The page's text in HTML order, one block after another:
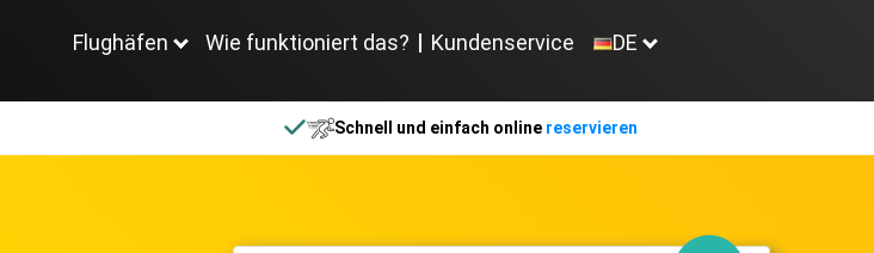
Flughäfen Wie funktioniert das? Kundenservice DE
Schnell und einfach online reservieren